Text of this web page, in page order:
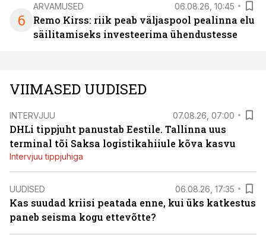
6
ARVAMUSED 06.08.26, 10:45
Remo Kirss: riik peab väljaspool pealinna elu
säilitamiseks investeerima ühendustesse
VIIMASED UUDISED
INTERVJUU 07.08.26, 07:00
DHLi tippjuht panustab Eestile. Tallinna uus
terminal tõi Saksa logistikahiiule kõva kasvu
Intervjuu tippjuhiga
UUDISED 06.08.26, 17:35
Kas suudad kriisi peatada enne, kui üks katkestus
paneb seisma kogu ettevõtte?